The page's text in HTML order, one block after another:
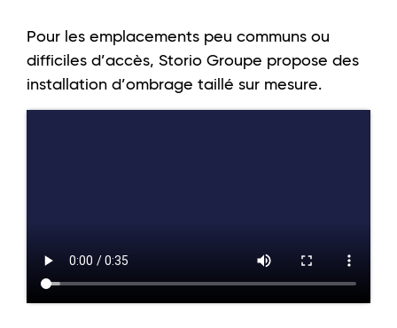
Pour les emplacements peu communs ou
difficiles d’accès, Storio Groupe propose des
installation d’ombrage taillé sur mesure.